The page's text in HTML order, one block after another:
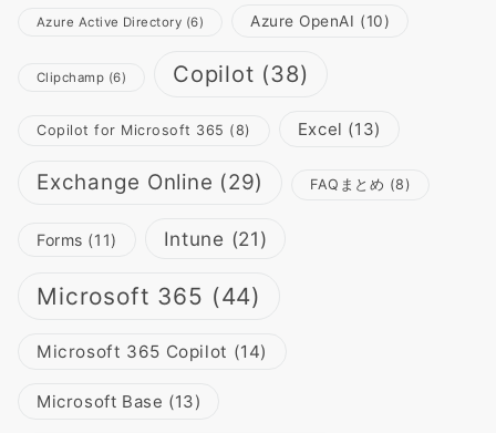
Azure Active Directory (6) Azure OpenAI (10)
Clipchamp (6) Copilot (38)
Copilot for Microsoft 365 (8) Excel (13)
Exchange Online (29) FAQまとめ (8)
Forms (11) Intune (21)
Microsoft 365 (44)
Microsoft 365 Copilot (14)
Microsoft Base (13)